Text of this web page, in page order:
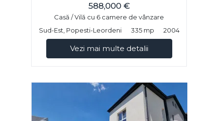
588,000 €
Casă / Vilă cu 6 camere de vânzare
Sud-Est, Popesti-Leordeni
335 mp 2004
Vezi mai multe detalii